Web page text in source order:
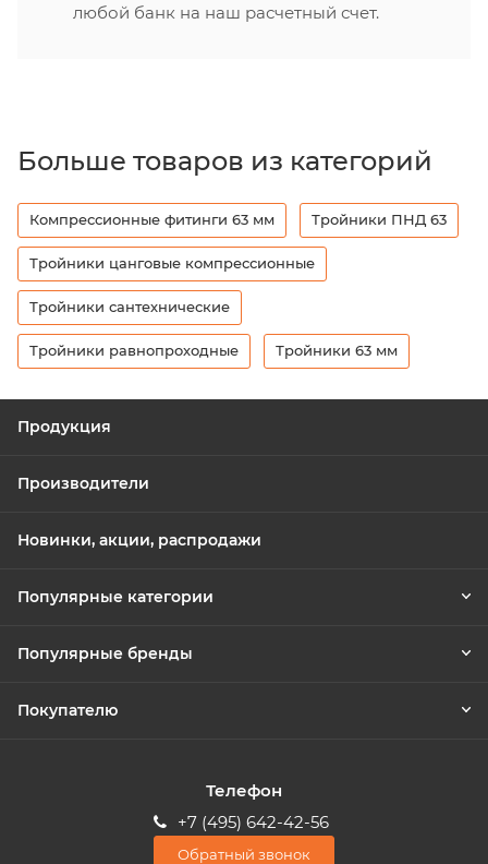
любой банк на наш расчетный счет.
Больше товаров из категорий
Компрессионные фитинги 63 мм Тройники ПНД 63
Тройники цанговые компрессионные
Тройники сантехнические
Тройники равнопроходные Тройники 63 мм
Продукция
Производители
Новинки, акции, распродажи
Популярные категории
Популярные бренды
Покупателю
Телефон
+7 (495) 642-42-56
Обратный звонок